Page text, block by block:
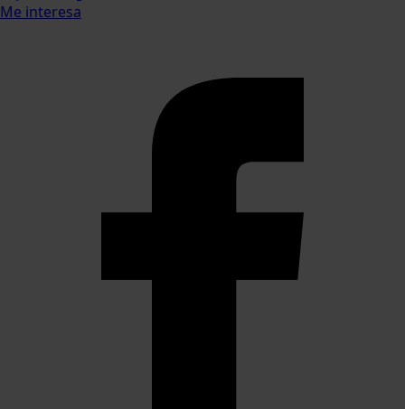
Me interesa